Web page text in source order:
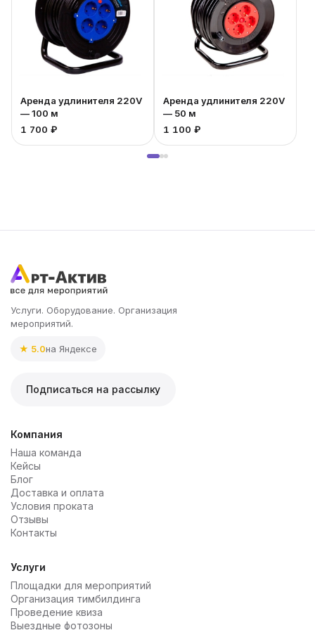
Аренда удлинителя 220V
— 100 м
1 700 ₽
Аренда удлинителя 220V
— 50 м
1 100 ₽
Услуги. Оборудование. Организация
мероприятий.
★ 5.0на Яндексе
Подписаться на рассылку
Компания
Наша команда
Кейсы
Блог
Доставка и оплата
Условия проката
Отзывы
Контакты
Услуги
Площадки для мероприятий
Организация тимбилдинга
Проведение квиза
Выездные фотозоны